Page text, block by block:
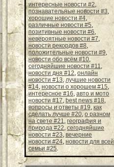
интересные новости #2
познавательные новости #3
хорошие новости #4,
различные новости #5
позитивные новости #6
невероятные новости #7
новости рекордов #8
положительные новости #9
новости обо всём #10
сегодняйшие новости #11
новости дня #12 онлайн
новости #13, лучшие новости
#14 новости о хорошем #15,
интересное #16 авто и мото
новости #17 best news #18
вопросы и ответы #19 как
сделать лучше #20 о разном
на свете #21
география и
природа #22 сегодняйшие
новости #23, вечерние
новости #24 новости для всей
семьи #25